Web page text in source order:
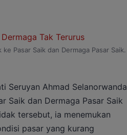
Pasar Saik dan Dermaga Pasar Saik.
Seruyan Ahmad Selanorwanda
Saik dan Dermaga Pasar Saik
tersebut, ia menemukan
pasar yang kurang